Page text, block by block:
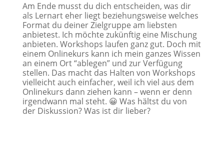
Am Ende musst du dich entscheiden, was dir
als Lernart eher liegt beziehungsweise welches
Format du deiner Zielgruppe am liebsten
anbietest. Ich möchte zukünftig eine Mischung
anbieten. Workshops laufen ganz gut. Doch mit
einem Onlinekurs kann ich mein ganzes Wissen
an einem Ort “ablegen” und zur Verfügung
stellen. Das macht das Halten von Workshops
vielleicht auch einfacher, weil ich viel aus dem
Onlinekurs dann ziehen kann – wenn er denn
irgendwann mal steht. 😀 Was hältst du von
der Diskussion? Was ist dir lieber?